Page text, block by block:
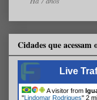
Cidades que acessam
Live
A visitor from
" Lindomar Rodrigues" 2